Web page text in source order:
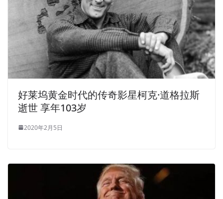
好莱坞黄金时代的传奇影星柯克·道格拉斯
逝世 享年103岁
2020年2月5日